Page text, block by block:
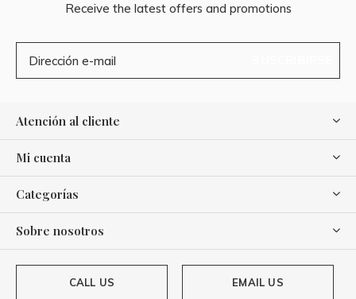
Receive the latest offers and promotions
Atención al cliente
Mi cuenta
Categorías
Sobre nosotros
CALL US EMAIL US